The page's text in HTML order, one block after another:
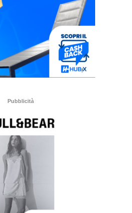
Pubblicità